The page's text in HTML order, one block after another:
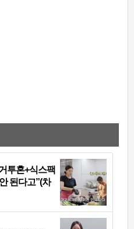
투혼+식스팩
된다고”(차